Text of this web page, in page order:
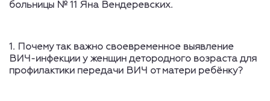
больницы № 11 Яна Вендеревских.
1. Почему так важно своевременное выявление
ВИЧ-инфекции у женщин детородного возраста для
профилактики передачи ВИЧ от матери ребёнку?